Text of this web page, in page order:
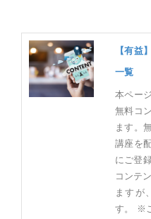
【有益
一覧
本ペー
無料コ
ます。
講座を
にご登
コンテ
ますが
す。 ※